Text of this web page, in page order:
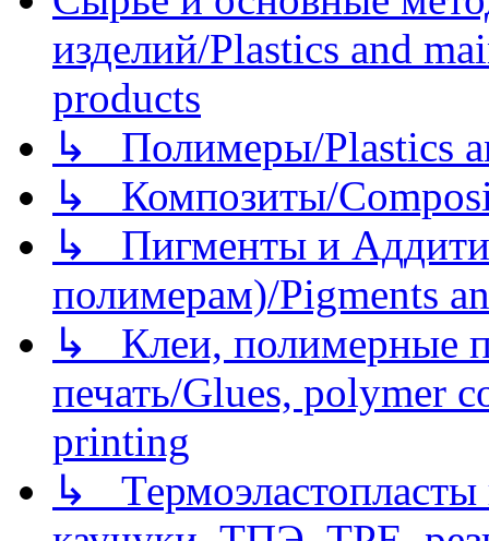
изделий/Plastics and
products
↳ Полимеры/Plastics
↳ Композиты/
↳ Пигменты и
полимерам)/Pigments
↳ Клеи, полимерные
печать/Glues, polymer
printing
↳